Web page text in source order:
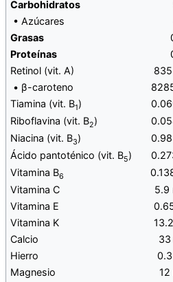
Carbohidratos
• Azúcares
Grasas
Proteínas
Retinol (vit. A)
• β-caroteno
Tiamina (vit. B1)
Riboflavina (vit. B2)
Niacina (vit. B3)
Ácido pantoténico (vit. B5)
Vitamina B6
Vitamina C
5.9
Vitamina E
Vitamina K
Calcio
33
Hierro
Magnesio
12